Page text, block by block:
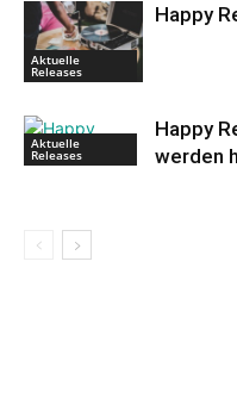
Aktuelle
Releases
Happy
Aktuelle
Releases
Happy
werden